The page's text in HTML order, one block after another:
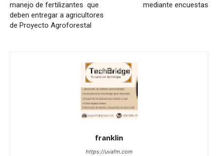
manejo de fertilizantes que
deben entregar a agricultores
de Proyecto Agroforestal
mediante encuestas
franklin
https://uvafm.com